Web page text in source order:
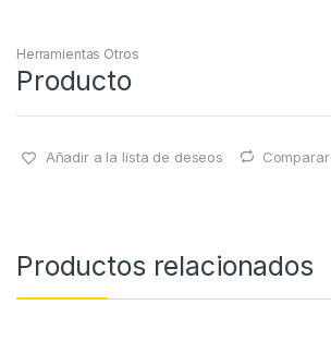
Herramientas Otros
Producto
Añadir a la lista de deseos Comparar
Productos relacionados